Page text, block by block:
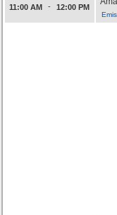
11:00 AM - 12:00 PM